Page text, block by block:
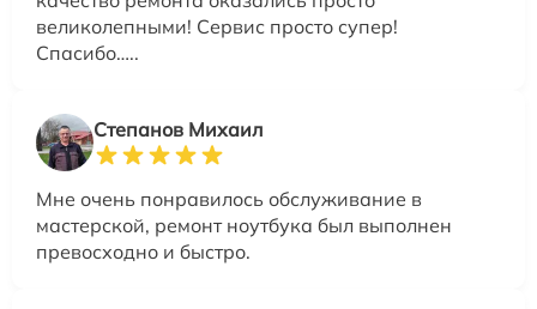
великолепными! Сервис просто супер!
Спасибо…..
Степанов Михаил
Мне очень понравилось обслуживание в
мастерской, ремонт ноутбука был выполнен
превосходно и быстро.